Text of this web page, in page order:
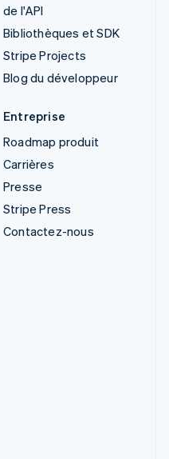
de l'API
Bibliothèques et SDK
Stripe Projects
Blog du développeur
Entreprise
Roadmap produit
Carrières
Presse
Stripe Press
Contactez-nous